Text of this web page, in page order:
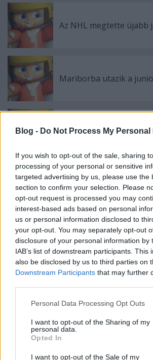
Blog - Do Not Process My
If you wish to opt-out of the sale, sharing
processing of your personal or sensitive
targeted advertising by us, please use the
section to confirm your selection. Please
opt-out request is processed you may
interest-based ads based on personal
us or personal information disclosed to
your opt-out. You may separately opt-out
disclosure of your personal information by
IAB’s list of downstream participants. This
also be disclosed by us to third parties on
Downstream Participants that may further
Please note that this website/app uses
not limited to your visit or usage behaviour.
grant or deny consent to Google and its
use your data for below specified
consent section.
Personal Data Processing Opt Outs
I want to opt-out of the Sharing of my
personal data.
Opted In
I want to opt-out of the Sale of my
Az NHL megtette újabb
Mariborba utazik a
Gólzáporos meccset
Nem fagy a víz
Megint nyert a Vienna